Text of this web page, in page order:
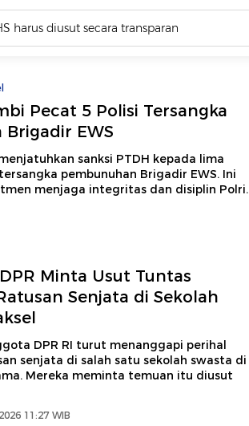
dicari
Pecat 5 Polisi Tersangka
Brigadir EWS
sanksi PTDH kepada lima
pembunuhan Brigadir EWS. Ini
menjaga integritas dan disiplin Polri.
Minta Usut Tuntas
Senjata di Sekolah
DPR RI turut menanggapi perihal
senjata di salah satu sekolah swasta di
Mereka meminta temuan itu diusut
11:27 WIB